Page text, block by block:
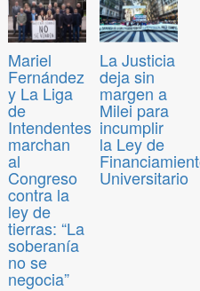
Mariel
Fernández
y La Liga
de
Intendentes
marchan
al
Congreso
contra la
ley de
tierras: “La
soberanía
no se
negocia”
La Justicia
deja sin
margen a
Milei para
incumplir
la Ley de
Universitario